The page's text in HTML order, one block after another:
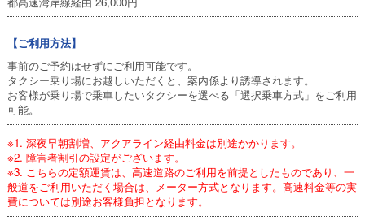
【ご利用方法】
事前のご予約はせずにご利用可能です。
タクシー乗り場にお越しいただくと、案内係より誘導されます。
お客様が乗り場で乗車したいタクシーを選べる「選択乗車方式」をご利用
可能。
※1. 深夜早朝割増、アクアライン経由料金は別途かかります。
※2. 障害者割引の設定がございます。
※3. こちらの定額運賃は、高速道路のご利用を前提としたものであり、一
般道をご利用いただく場合は、メーター方式となります。高速料金等の実
費については別途お客様負担となります。